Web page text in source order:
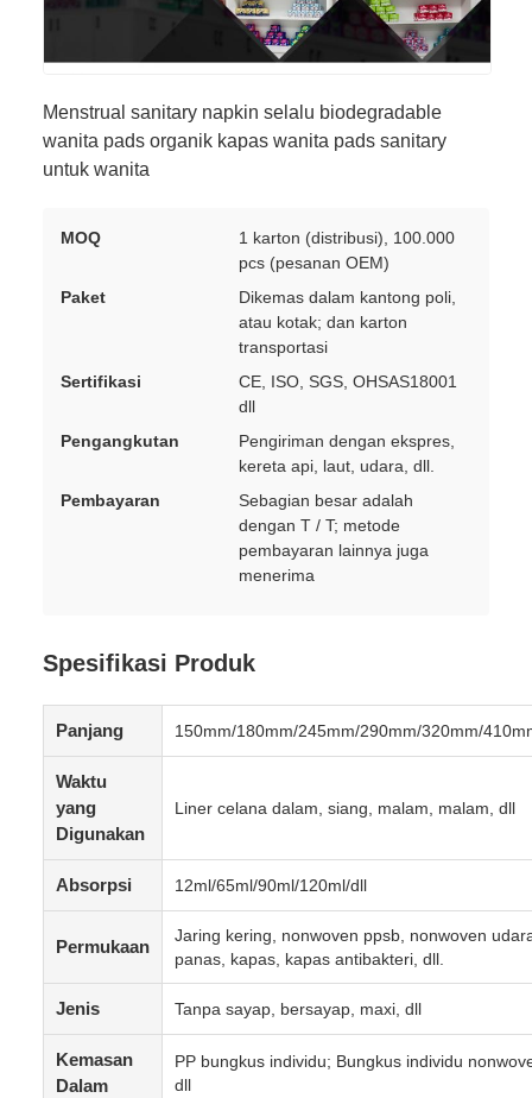
Menstrual sanitary napkin selalu biodegradable
wanita pads organik kapas wanita pads sanitary
untuk wanita
MOQ
1 karton (distribusi), 100.000
pcs (pesanan OEM)
Paket
Dikemas dalam kantong poli,
atau kotak; dan karton
transportasi
Sertifikasi
CE, ISO, SGS, OHSAS18001
dll
Pengangkutan
Pengiriman dengan ekspres,
kereta api, laut, udara, dll.
Pembayaran
Sebagian besar adalah
dengan T / T; metode
pembayaran lainnya juga
menerima
Spesifikasi Produk
Panjang 150mm/180mm/245mm/290mm/320mm/
Waktu
yang
Digunakan
Liner celana dalam, siang, malam, malam, dll
Absorpsi 12ml/65ml/90ml/120ml/dll
Permukaan
Jaring kering, nonwoven ppsb, nonwoven
panas, kapas, kapas antibakteri, dll.
Jenis Tanpa sayap, bersayap, maxi, dll
Kemasan
Dalam
PP bungkus individu; Bungkus individu
dll